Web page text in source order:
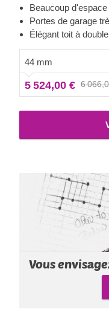
lumineux et
sécurité de votre
d'allers-retours à la
invités. CLASSIC est
avantages !
Beaucoup
Portes de garage
Élégant toit à
44 mm
5 524,00 € 6
Vous